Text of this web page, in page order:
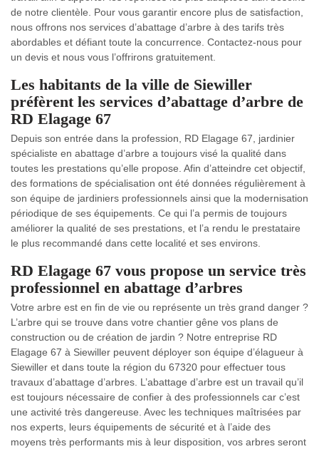
de notre clientèle. Pour vous garantir encore plus de satisfaction,
nous offrons nos services d’abattage d’arbre à des tarifs très
abordables et défiant toute la concurrence. Contactez-nous pour
un devis et nous vous l’offrirons gratuitement.
Les habitants de la ville de Siewiller
préfèrent les services d’abattage d’arbre de
RD Elagage 67
Depuis son entrée dans la profession, RD Elagage 67, jardinier
spécialiste en abattage d’arbre a toujours visé la qualité dans
toutes les prestations qu’elle propose. Afin d’atteindre cet objectif,
des formations de spécialisation ont été données régulièrement à
son équipe de jardiniers professionnels ainsi que la modernisation
périodique de ses équipements. Ce qui l’a permis de toujours
améliorer la qualité de ses prestations, et l’a rendu le prestataire
le plus recommandé dans cette localité et ses environs.
RD Elagage 67 vous propose un service très
professionnel en abattage d’arbres
Votre arbre est en fin de vie ou représente un très grand danger ?
L’arbre qui se trouve dans votre chantier gêne vos plans de
construction ou de création de jardin ? Notre entreprise RD
Elagage 67 à Siewiller peuvent déployer son équipe d’élagueur à
Siewiller et dans toute la région du 67320 pour effectuer tous
travaux d’abattage d’arbres. L’abattage d’arbre est un travail qu’il
est toujours nécessaire de confier à des professionnels car c’est
une activité très dangereuse. Avec les techniques maîtrisées par
nos experts, leurs équipements de sécurité et à l’aide des
moyens très performants mis à leur disposition, vos arbres seront